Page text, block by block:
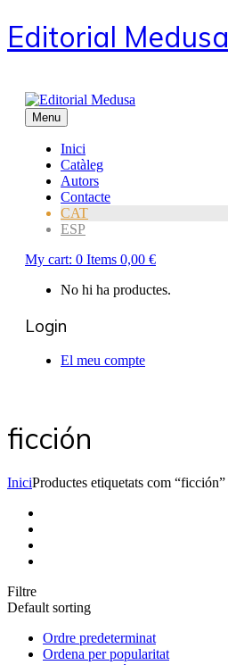
Editorial Medusa
Menu
Inici
Catàleg
Autors
Contacte
CAT
ESP
My cart: 0 Items 0,00 €
No hi ha productes.
Login
El meu compte
ficción
IniciProductes etiquetats com “ficción”
Filtre
Default sorting
Ordre predeterminat
Ordena per popularitat